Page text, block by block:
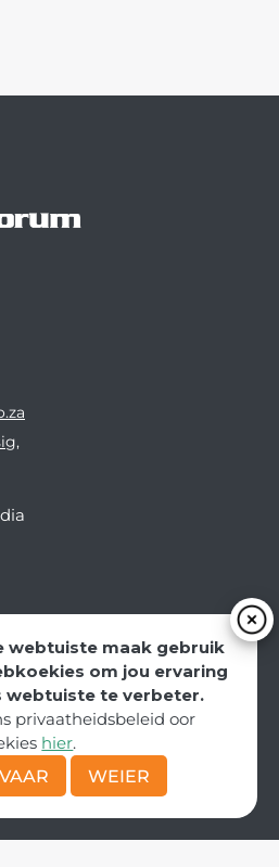
webtuiste maak gebruik
om jou ervaring
webtuiste te verbeter.
privaatheidsbeleid oor
hier.
WEIER
NUUSBRIEF
om die nuutste nuus en
te ontvang.